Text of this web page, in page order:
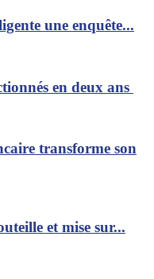
une enquête...
en deux ans
transforme son
et mise sur...